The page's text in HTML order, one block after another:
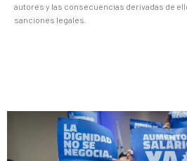
autores y las consecuencias derivadas de
sanciones legales.